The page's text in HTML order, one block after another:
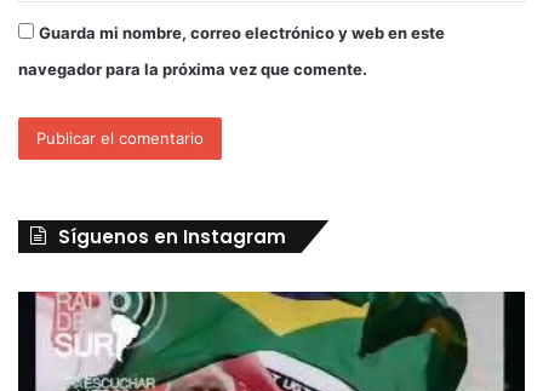
Guarda mi nombre, correo electrónico y web en este
navegador para la próxima vez que comente.
Síguenos en Instagram